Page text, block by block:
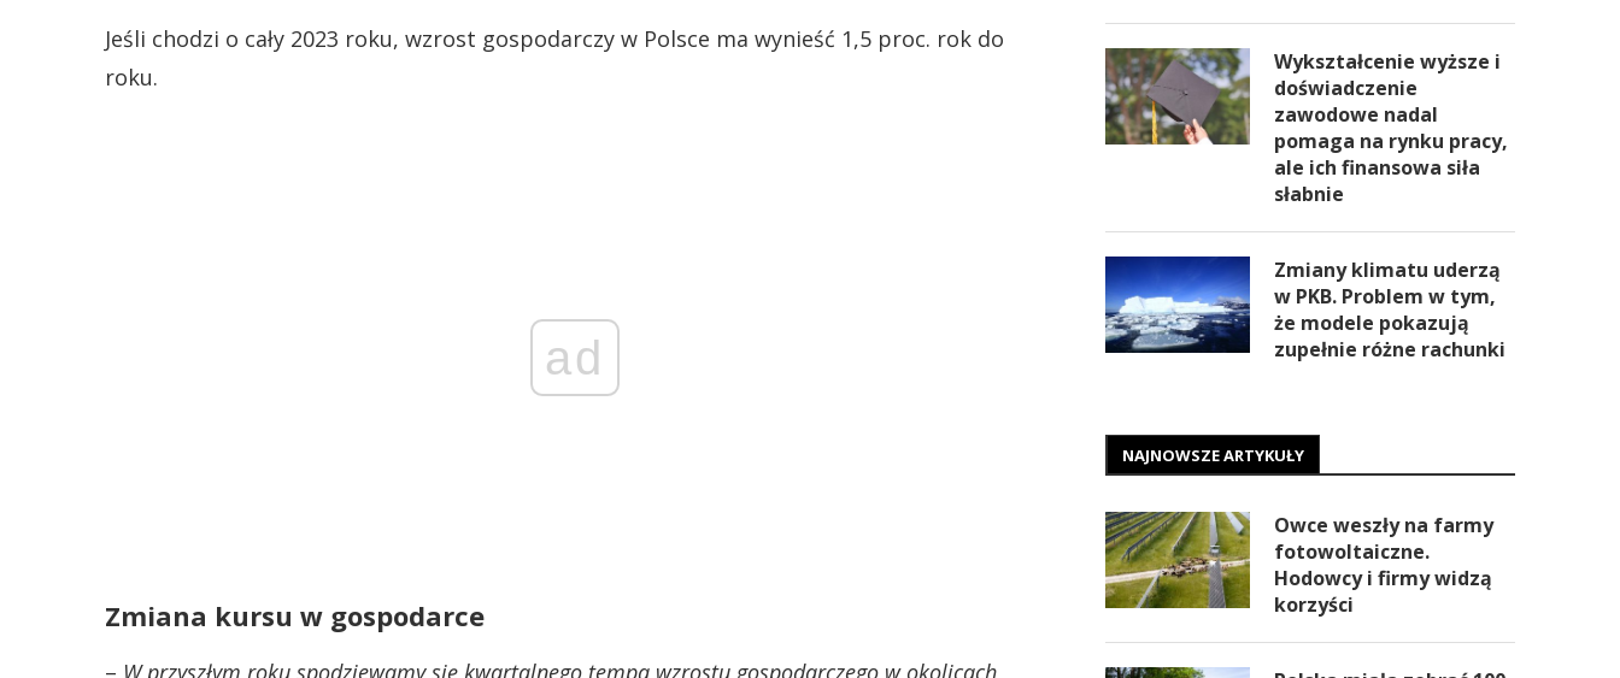
Jeśli chodzi o cały 2023 roku, wzrost gospodarczy w Polsce ma wynieść 1,5 proc. rok do
roku.
ad
Zmiana kursu w gospodarce
– W przyszłym roku spodziewamy się kwartalnego tempa wzrostu gospodarczego w okolicach
Wykształcenie wyższe i
doświadczenie
zawodowe nadal
pomaga na rynku pracy,
ale ich finansowa siła
słabnie
Zmiany klimatu uderzą
w PKB. Problem w tym,
że modele pokazują
zupełnie różne rachunki
NAJNOWSZE ARTYKUŁY
Owce weszły na farmy
fotowoltaiczne.
Hodowcy i firmy widzą
korzyści